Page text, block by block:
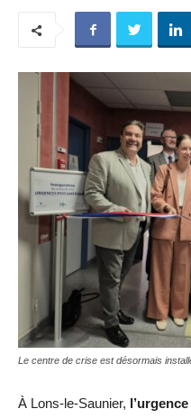
Le centre de crise est désormais
À Lons-le-Saunier,